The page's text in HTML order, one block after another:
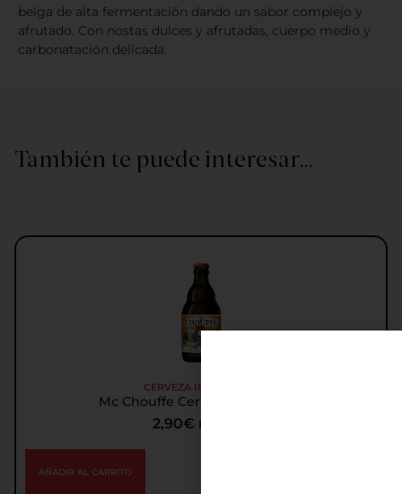
belga de alta fermentación dando un sabor complejo y
afrutado. Con nostas dulces y afrutadas, cuerpo medio y
carbonatación delicada.
También te puede interesar…
CERVEZA IMPORTADA
Mc Chouffe Cerveza Importada
2,90€ IGIC incl.
AÑADIR AL CARRITO